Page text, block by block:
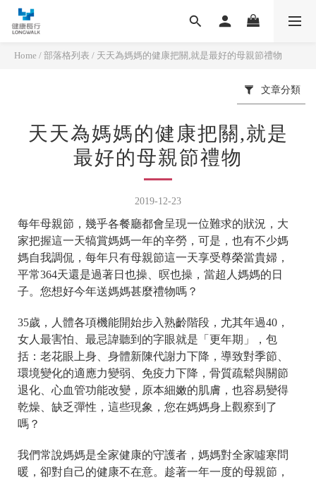
Home / 部落格列表 / 天天為媽媽的健康把關,就是最好的母親節禮物
文章分類
天天為媽媽的健康把關,就是
最好的母親節禮物
2019-12-23
每年母親節，幾乎各餐廳都會呈現一位難求的狀況，大
家把握這一天犒賞媽媽一年的辛勞，可是，也有不少媽
媽自我調侃，每年只有母親節這一天享受尊榮當貴婦，
平常364天還是過著日也操、暝也操，當超人媽媽的日
子。您想好今年送媽媽甚麼禮物嗎？
35歲，人體各項機能開始步入熟齡階段，尤其年過40，
女人最害怕、最忌諱聽到的字眼就是「更年期」，包
括：老花眼上身、身體新陳代謝力下降，導致對季節、
環境變化的適應力變弱、免疫力下降，骨質疏鬆與關節
退化、心血管功能改變，原本細嫩的肌膚，也容易變得
乾燥、缺乏彈性，這些現象，您在媽媽身上觀察到了
嗎？
我們常說媽媽是全家健康的守護者，媽媽對全家噓寒問
暖，卻對自己的健康不在意。趁著一年一度的母親節，